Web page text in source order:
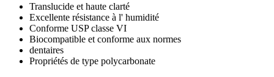
Translucide et haute clarté
Excellente résistance à l' humidité
Conforme USP classe VI
Biocompatible et conforme aux normes
dentaires
Propriétés de type polycarbonate